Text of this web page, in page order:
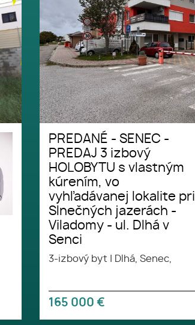
lokalite pri Slnečných jazerách
- Viladomy - ul. Dlhá v Senci
PREDANÉ - SENEC -
PREDAJ 3 izbový
HOLOBYTU s vlastným
kúrením, vo
vyhľadávanej lokalite pri
Slnečných jazerách -
Viladomy - ul. Dlhá v
Senci
3-izbový byt Dlhá, Senec,
165 000 €